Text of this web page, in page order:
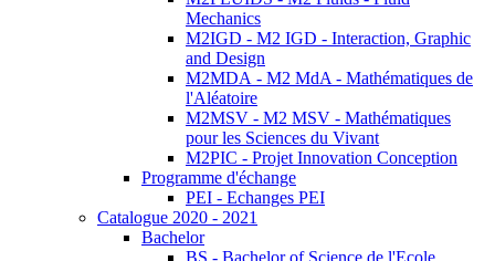
Mechanics
M2IGD - M2 IGD - Interaction, Graphic
and Design
M2MDA - M2 MdA - Mathématiques de
l'Aléatoire
M2MSV - M2 MSV - Mathématiques
pour les Sciences du Vivant
M2PIC - Projet Innovation Conception
Programme d'échange
PEI - Echanges PEI
Catalogue 2020 - 2021
Bachelor
BS - Bachelor of Science de l'Ecole